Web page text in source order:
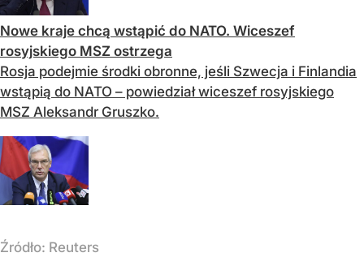
Nowe kraje chcą wstąpić do NATO. Wiceszef
rosyjskiego MSZ ostrzega
Rosja podejmie środki obronne, jeśli Szwecja i Finlandia
wstąpią do NATO – powiedział wiceszef rosyjskiego
MSZ Aleksandr Gruszko.
Źródło: Reuters